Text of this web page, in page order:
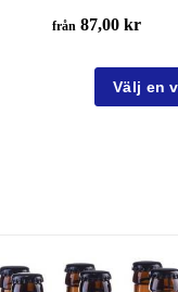
från87,00 kr